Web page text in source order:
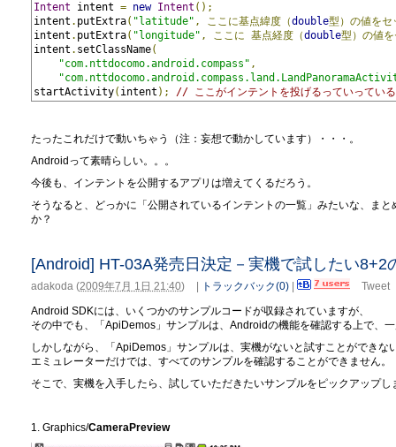
Intent intent = new Intent ();
intent . putExtra( "latitude" , ここに基点緯度（double型）の値を
intent . putExtra( "longitude" , ここに 基点経度（double型）の値
intent . setClassName(
"com.nttdocomo.android.compass" ,
startActivity( intent ); // ここがインテントを投げるっていってい
たったこれだけで動いちゃう（注：妄想で動かしています）・・・。
Androidって素晴らしい。。。
今後も、インテントを公開するアプリは増えてくるだろう。
そうなると、どっかに「公開されているインテントの一覧」みたいな、ま
か？
[Android] HT-03A発売日決定－実機で試したい8+2
adakoda (2009年7月 1日 21:40) トラックバック(0)
Tweet
Android SDKには、いくつかのサンプルコードが収録されていますが、
その中でも、「ApiDemos」サンプルは、Androidの機能を確認する上で、
しかしながら、「ApiDemos」サンプルは、実機がないと試すことができな
エミュレーターだけでは、すべてのサンプルを確認することができません。
そこで、実機を入手したら、試していただきたいサンプルをピックアップ
1. Graphics/CameraPreview